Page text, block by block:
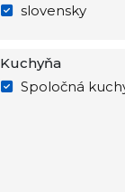
slovensky
Kuchyňa
Spoločná